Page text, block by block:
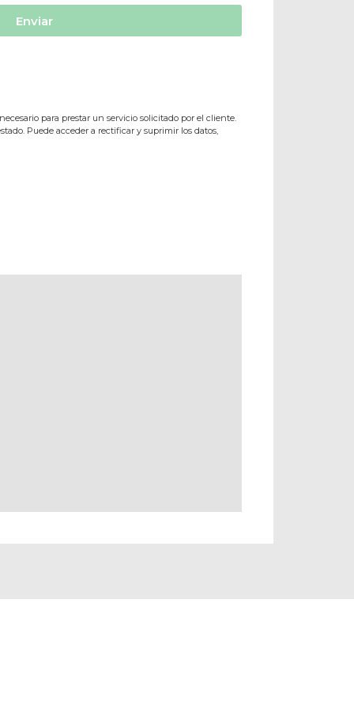
Enviar
para prestar un servicio solicitado por el cliente.
Puede acceder a rectificar y suprimir los datos,